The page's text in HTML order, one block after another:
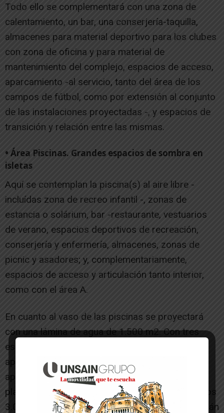
Todo ello se complementará con una zona de
calentamiento, un bar, una conserjería-taquilla,
almacenes para material deportivo para los clubes
con zona de oficina y para material de
mantenimiento del complejo, espacios de acceso,
aparcamiento -al servicio, tanto del área de los
campos de fútbol, como por extensión al conjunto
de las instalaciones proyectadas -, y espacios de
transición y relación entre las mismas.
• Área Piscinas. Grandes espacios de sombra en
isletas
Aquí se contemplan la piscina(s) al aire libre -
incluídas zona de recreo infantil -, zonas de
estancia o solárium, bar -restaurante, vestuarios
de verano, espacios deportivos de recreación,
conserjería y enfermería, almacenes, zonas de
picnic y asadores; y, complementariamente,
espacios de acceso y articulación tanto interior,
como con el área A.
En cuanto al vaso de las piscinas se proyectará
con una lámina de agua de 1.500 m2. Con tres
espacios diferenciados aunque el usuario solo
aprecie una lámina única de agua. La superficie
aproximada de vasos (1.500 m2 máximo), más
playas, zonas de acceso, etc. estará en torno a los
3.000 m2. Los elementos de zona spas se situarán